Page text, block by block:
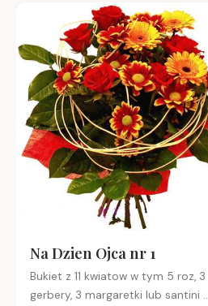
Na Dzien Ojca nr 1
Bukiet z 11 kwiatow w tym 5 roz, 3
gerbery, 3 margaretki lub santini z